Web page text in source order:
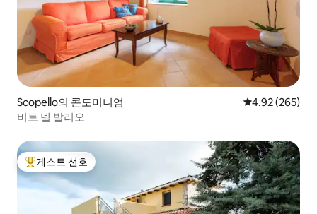
Scopello의 콘도미니엄 평점 4.92점(5
4.92 (265)
비토 넬 발리오
상위 게스트 선호
게스트 선호